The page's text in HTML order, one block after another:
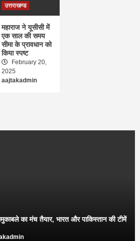
उत्तराखण्ड
महाराज ने यूसीसी में
एक साल की समय
सीमा के प्रावधान को
किया स्पष्ट
February 20,
2025
aajtakadmin
का मंच तैयार, भारत और पाकिस्तान की टीमें